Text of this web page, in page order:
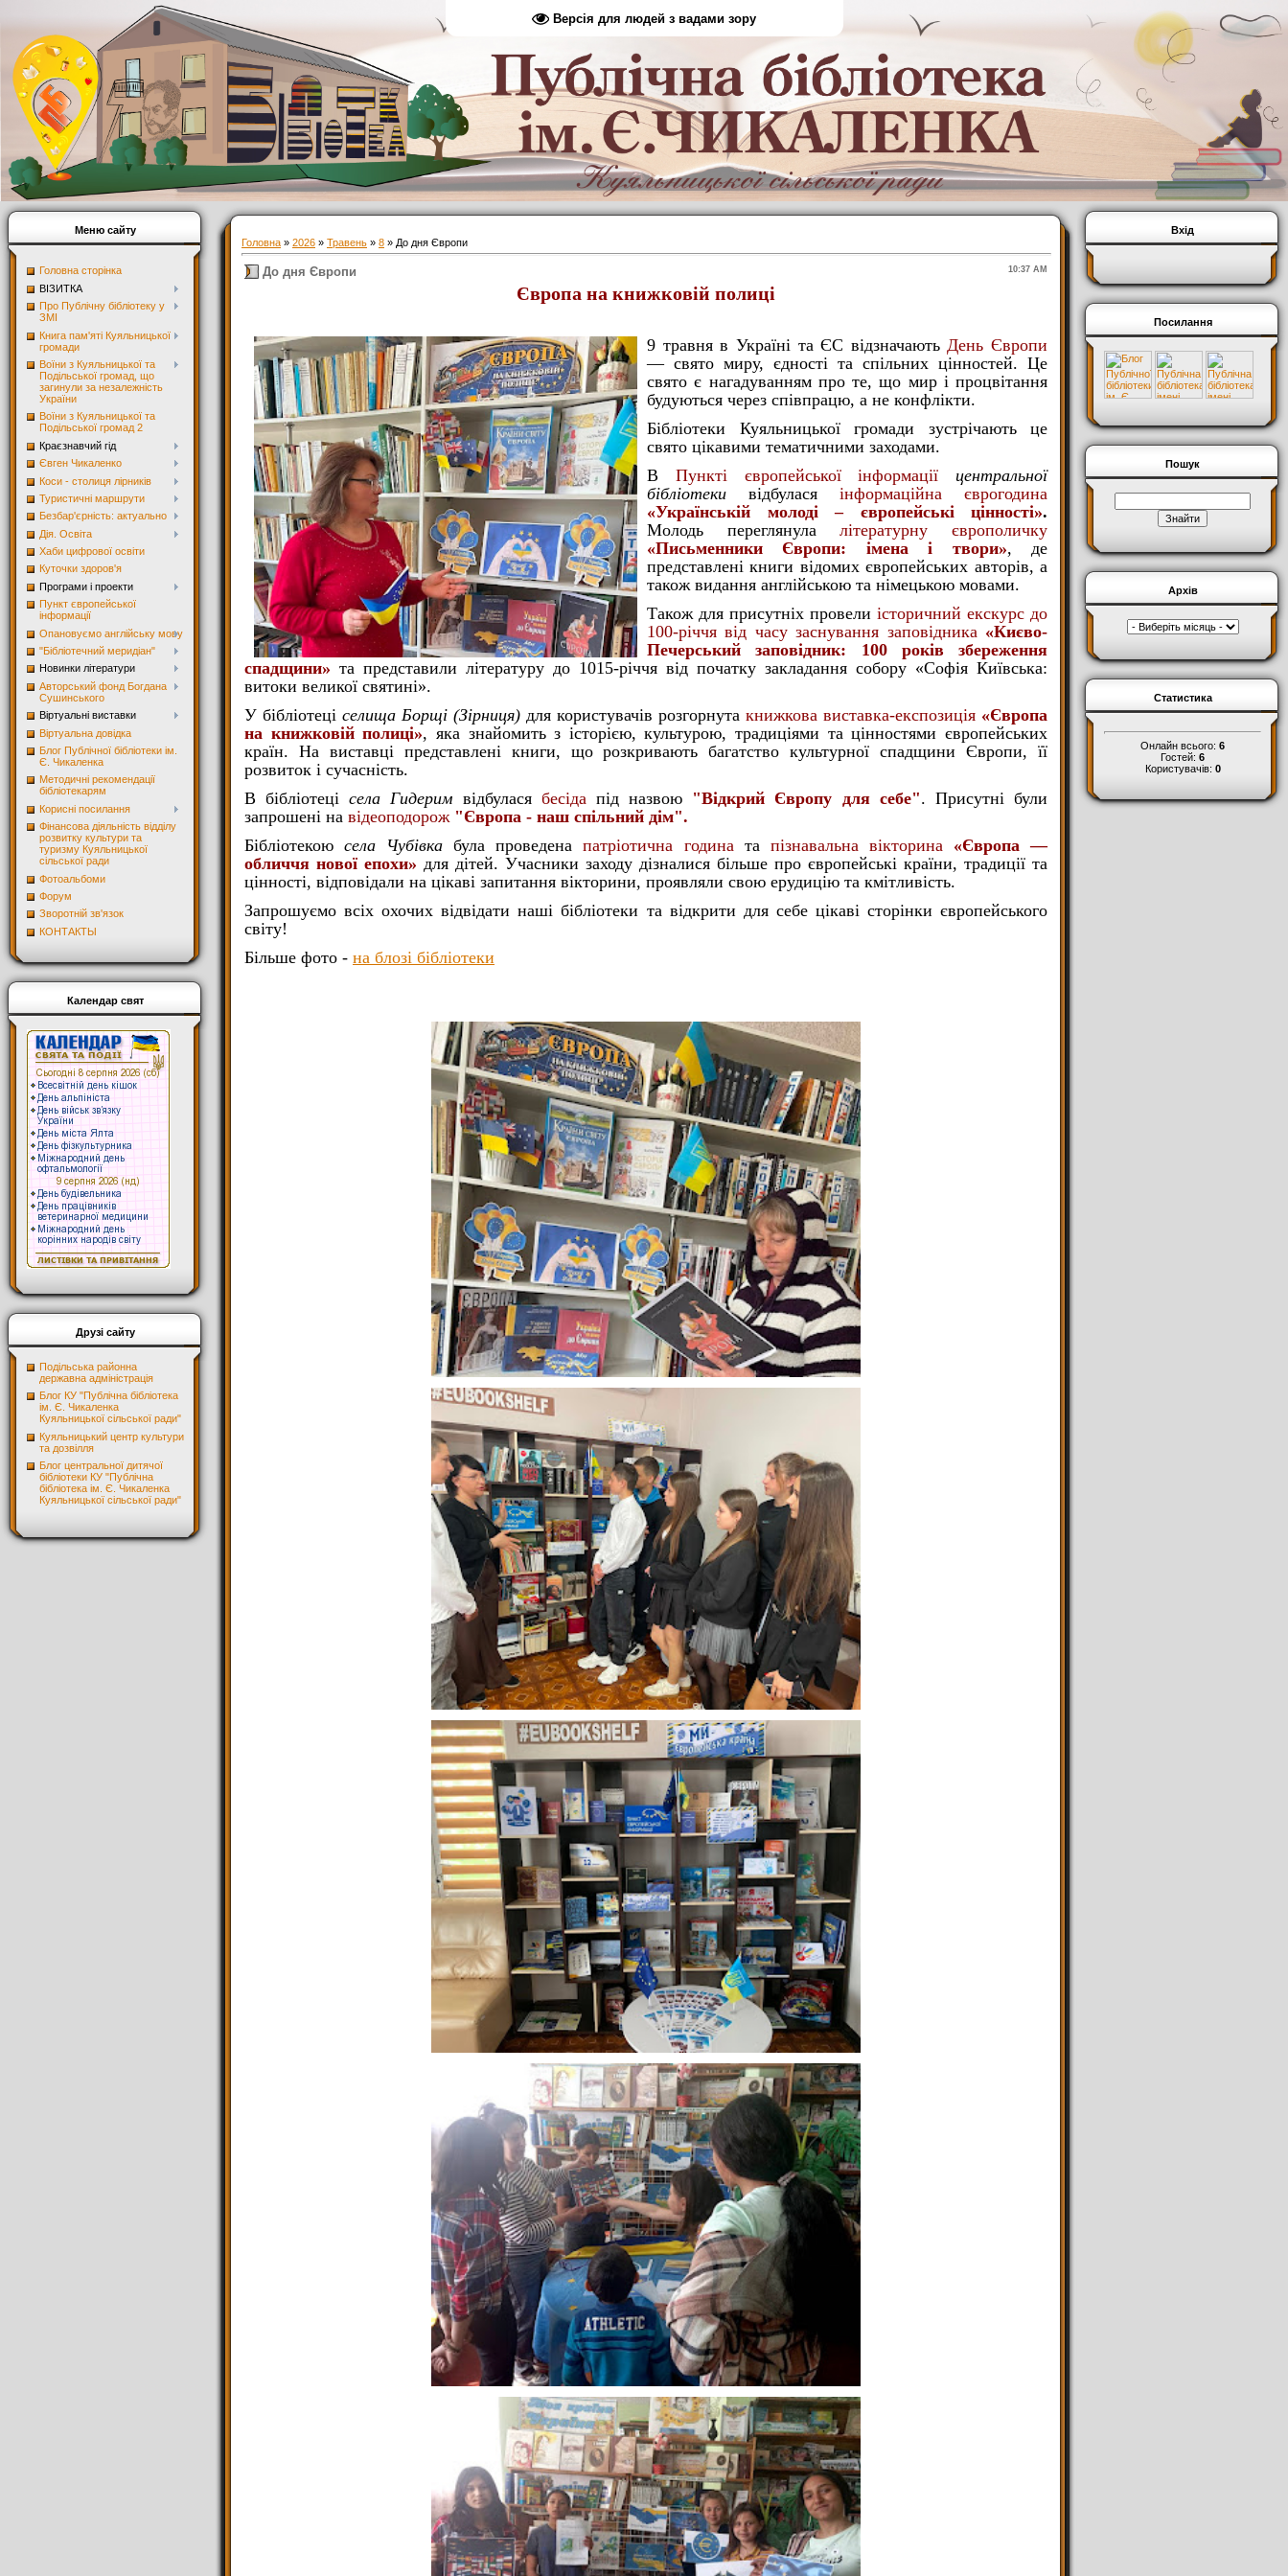
Версія для людей з вадами зору
Меню сайту
Головна сторінка
ВІЗИТКА
Про Публічну бібліотеку у
ЗМІ
Книга пам'яті Куяльницької
громади
Воїни з Куяльницької та
Подільської громад, що
загинули за незалежність
України
Воїни з Куяльницької та
Подільської громад 2
Краєзнавчий гід
Євген Чикаленко
Коси - столиця лірників
Туристичні маршрути
Безбар'єрність: актуально
Дія. Освіта
Хаби цифрової освіти
Куточки здоров'я
Програми і проекти
Пункт європейської
інформації
Опановуємо англійську мову
"Бібліотечний меридіан"
Новинки літератури
Авторський фонд Богдана
Сушинського
Віртуальні виставки
Віртуальна довідка
Блог Публічної бібліотеки ім.
Є. Чикаленка
Методичні рекомендації
бібліотекарям
Корисні посилання
Фінансова діяльність відділу
розвитку культури та
туризму Куяльницької
сільської ради
Фотоальбоми
Форум
Зворотній зв'язок
КОНТАКТЫ
Календар свят
Друзі сайту
Подільська районна
державна адміністрація
Блог КУ "Публічна бібліотека
ім. Є. Чикаленка
Куяльницької сільської ради"
Куяльницький центр культури
та дозвілля
Блог центральної дитячої
бібліотеки КУ "Публічна
бібліотека ім. Є. Чикаленка
Куяльницької сільської ради"
Головна » 2026 » Травень » 8 » До дня Європи
10:37 AM
До дня Європи
Європа на книжковій полиці
9 травня в Україні та ЄС відзначають День Європи
— свято миру, єдності та спільних цінностей. Це
свято є нагадуванням про те, що мир і процвітання
будуються через співпрацю, а не конфлікти.
Бібліотеки Куяльницької громади зустрічають це
свято цікавими тематичними заходами.
В Пункті європейської інформації
центральної
бібліотеки відбулася інформаційна єврогодина
«Українській молоді – європейські цінності».
Молодь переглянулалітературну європоличку
«Письменники Європи: імена і твори», де
представлені книги відомих європейських авторів, а
також видання англійською та німецькою мовами.
Також для присутніх провели історичний екскурс до
100-річчя від часу заснування заповідника «Києво-
Печерський заповідник: 100 років збереження
спадщини» та представили літературу до 1015-річчя від початку закладання собору «Софія Київська:
витоки великої святині».
У бібліотеці селища Борщі (Зірниця) для користувачів розгорнута книжкова виставка-експозиція «Європа
на книжковій полиці», яка знайомить з історією, культурою, традиціями та цінностями європейських
країн. На виставці представлені книги, що розкривають багатство культурної спадщини Європи, її
розвиток і сучасність.
В бібліотецісела Гидерим відбулася бесіда під назвою "Відкрий Європу для себе". Присутні були
запрошені на відеоподорож "Європа - наш спільний дім".
Бібліотекоюсела Чубівка була проведенапатріотична година та пізнавальна вікторина «Європа —
обличчя нової епохи» для дітей. Учасники заходу дізналися більше про європейські країни, традиції та
цінності, відповідали на цікаві запитання вікторини, проявляли свою ерудицію та кмітливість.
Запрошуємо всіх охочих відвідати наші бібліотеки та відкрити для себе цікаві сторінки європейського
світу!
Більше фото - на блозі бібліотеки
Вхід
Посилання
Пошук
Архів
Статистика
Онлайн всього: 6
Гостей: 6
Користувачів: 0